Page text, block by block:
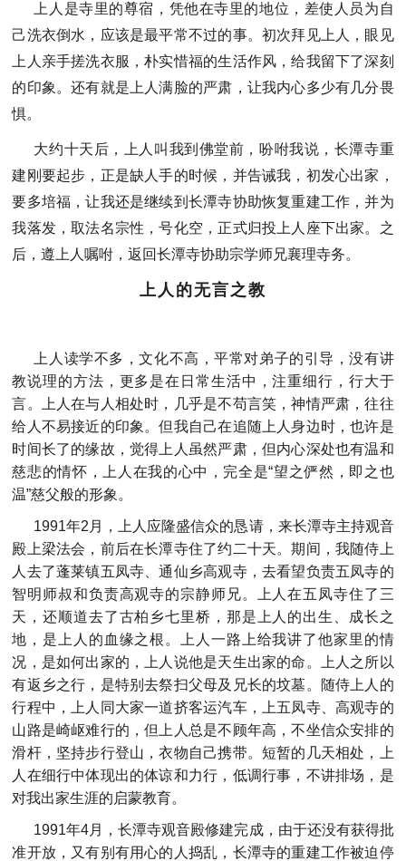
上人是寺里的尊宿，凭他在寺里的地位，差使人员为自
己洗衣倒水，应该是最平常不过的事。初次拜见上人，眼见
上人亲手搓洗衣服，朴实惜福的生活作风，给我留下了深刻
的印象。还有就是上人满脸的严肃，让我内心多少有几分畏
惧。
大约十天后，上人叫我到佛堂前，吩咐我说，长潭寺重
建刚要起步，正是缺人手的时候，并告诫我，初发心出家，
要多培福，让我还是继续到长潭寺协助恢复重建工作，并为
我落发，取法名宗性，号化空，正式归投上人座下出家。之
后，遵上人嘱咐，返回长潭寺协助宗学师兄襄理寺务。
上人的无言之教
上人读学不多，文化不高，平常对弟子的引导，没有讲
教说理的方法，更多是在日常生活中，注重细行，行大于
言。上人在与人相处时，几乎是不苟言笑，神情严肃，往往
给人不易接近的印象。但我自己在追随上人身边时，也许是
时间长了的缘故，觉得上人虽然严肃，但内心深处也有温和
慈悲的情怀，上人在我的心中，完全是“望之俨然，即之也
温”慈父般的形象。
1991年2月，上人应隆盛信众的恳请，来长潭寺主持观音
殿上梁法会，前后在长潭寺住了约二十天。期间，我随侍上
人去了蓬莱镇五凤寺、通仙乡高观寺，去看望负责五凤寺的
智明师叔和负责高观寺的宗静师兄。上人在五凤寺住了三
天，还顺道去了古柏乡七里桥，那是上人的出生、成长之
地，是上人的血缘之根。上人一路上给我讲了他家里的情
况，是如何出家的，上人说他是天生出家的命。上人之所以
有返乡之行，是特别去祭扫父母及兄长的坟墓。随侍上人的
行程中，上人同大家一道挤客运汽车，上五凤寺、高观寺的
山路是崎岖难行的，但上人总是不顾年高，不坐信众安排的
滑杆，坚持步行登山，衣物自己携带。短暂的几天相处，上
人在细行中体现出的体谅和力行，低调行事，不讲排场，是
对我出家生涯的启蒙教育。
1991年4月，长潭寺观音殿修建完成，由于还没有获得批
准开放，又有别有用心的人捣乱，长潭寺的重建工作被迫停